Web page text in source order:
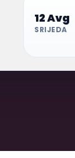
12 Avg
SRIJEDA